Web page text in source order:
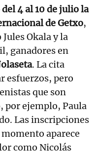
4 al 10 de julio la
de Getxo,
Okala y la
ganadores en
. La cita
esfuerzos, pero
que son
por ejemplo, Paula
Las inscripciones
aparece
como Nicolás